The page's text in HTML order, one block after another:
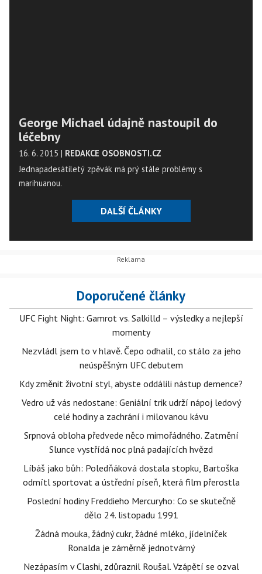
George Michael údajně nastoupil do
léčebny
16. 6. 2015 | REDAKCE OSOBNOSTI.CZ
Jednapadesátiletý zpěvák má prý stále problémy s
marihuanou.
DALŠÍ ČLÁNKY
Doporučené články
UFC Fight Night: Gamrot vs. Salkilld – výsledky a nejlepší
momenty
Nezvládl jsem to v hlavě. Čepo odhalil, co stálo za jeho
neúspěšným UFC debutem
Kdy změnit životní styl, abyste oddálili nástup demence?
Vedro už vás nedostane: Geniální trik udrží nápoj ledový
celé hodiny a zachrání i milovanou kávu
Srpnová obloha předvede něco mimořádného. Zatmění
Slunce vystřídá noc plná padajících hvězd
Líbáš jako bůh: Poledňáková dostala stopku, Bartoška
odmítl sportovat a ústřední píseň, která film přerostla
Poslední hodiny Freddieho Mercuryho: Co se skutečně
dělo 24. listopadu 1991
Žádná mouka, žádný cukr, žádné mléko, jídelníček
Ronalda je záměrně jednotvárný
Nezápasím v Clashi, zdůraznil Roušal. Vzápětí se ozval